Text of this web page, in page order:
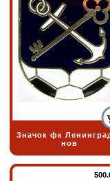
Значок фк
нов